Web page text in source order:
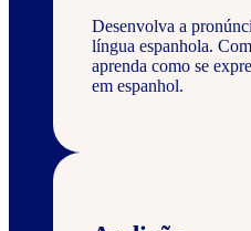
Desenvolva a
língua espanhola.
aprenda como se
em espanhol.